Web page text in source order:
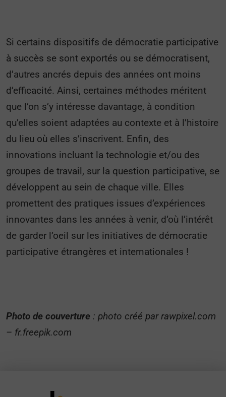
Si certains dispositifs de démocratie participative
à succès se sont exportés ou se démocratisent,
d’autres ancrés depuis des années ont moins
d’efficacité. Ainsi, certaines méthodes méritent
que l’on s’y intéresse davantage, à condition
qu’elles soient adaptées au contexte et à l’histoire
du lieu où elles s’inscrivent. Enfin, des
innovations incluant la technologie et/ou des
groupes de travail, sur la question participative, se
développent au sein de chaque ville. Elles
promettent des pratiques issues d’expériences
innovantes dans les années à venir, d’où l’intérêt
de garder l’oeil sur les initiatives de démocratie
participative étrangères et internationales !
Photo de couverture : photo créé par rawpixel.com
– fr.freepik.com